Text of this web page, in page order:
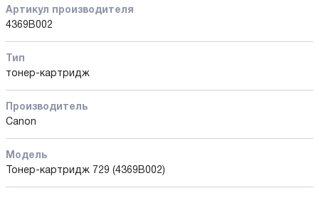
Артикул производителя
4369B002
Тип
тонер-картридж
Производитель
Canon
Модель
Тонер-картридж 729 (4369B002)